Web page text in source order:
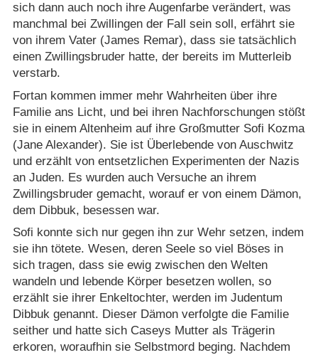
sich dann auch noch ihre Augenfarbe verändert, was
manchmal bei Zwillingen der Fall sein soll, erfährt sie
von ihrem Vater (James Remar), dass sie tatsächlich
einen Zwillingsbruder hatte, der bereits im Mutterleib
verstarb.
Fortan kommen immer mehr Wahrheiten über ihre
Familie ans Licht, und bei ihren Nachforschungen stößt
sie in einem Altenheim auf ihre Großmutter Sofi Kozma
(Jane Alexander). Sie ist Überlebende von Auschwitz
und erzählt von entsetzlichen Experimenten der Nazis
an Juden. Es wurden auch Versuche an ihrem
Zwillingsbruder gemacht, worauf er von einem Dämon,
dem Dibbuk, besessen war.
Sofi konnte sich nur gegen ihn zur Wehr setzen, indem
sie ihn tötete. Wesen, deren Seele so viel Böses in
sich tragen, dass sie ewig zwischen den Welten
wandeln und lebende Körper besetzen wollen, so
erzählt sie ihrer Enkeltochter, werden im Judentum
Dibbuk genannt. Dieser Dämon verfolgte die Familie
seither und hatte sich Caseys Mutter als Trägerin
erkoren, woraufhin sie Selbstmord beging. Nachdem